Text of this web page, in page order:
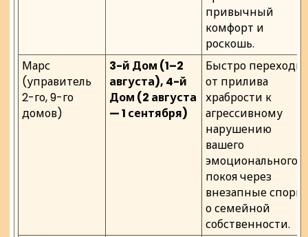
привычный
комфорт и
роскошь.
Марс
(управитель
2-го, 9-го
домов)
3-й Дом (1–2
августа), 4-й
Дом (2 августа
— 1 сентября)
Быстро
от прилива
храбрости к
агрессивному
нарушению
вашего
эмоционального
покоя через
внезапные споры
о семейной
собственности.